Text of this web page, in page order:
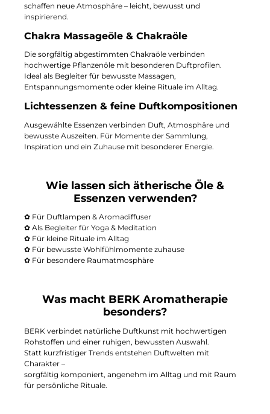
schaffen neue Atmosphäre – leicht, bewusst und
inspirierend.
Chakra Massageöle & Chakraöle
Die sorgfältig abgestimmten Chakraöle verbinden
hochwertige Pflanzenöle mit besonderen Duftprofilen.
Ideal als Begleiter für bewusste Massagen,
Entspannungsmomente oder kleine Rituale im Alltag.
Lichtessenzen & feine Duftkompositionen
Ausgewählte Essenzen verbinden Duft, Atmosphäre und
bewusste Auszeiten. Für Momente der Sammlung,
Inspiration und ein Zuhause mit besonderer Energie.
Wie lassen sich ätherische Öle &
Essenzen verwenden?
✿ Für Duftlampen & Aromadiffuser
✿ Als Begleiter für Yoga & Meditation
✿ Für kleine Rituale im Alltag
✿ Für bewusste Wohlfühlmomente zuhause
✿ Für besondere Raumatmosphäre
Was macht BERK Aromatherapie
besonders?
BERK verbindet natürliche Duftkunst mit hochwertigen
Rohstoffen und einer ruhigen, bewussten Auswahl.
Statt kurzfristiger Trends entstehen Duftwelten mit
Charakter –
sorgfältig komponiert, angenehm im Alltag und mit Raum
für persönliche Rituale.